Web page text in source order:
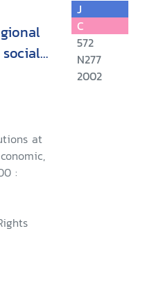
at
:
J
C
572
N277
2002